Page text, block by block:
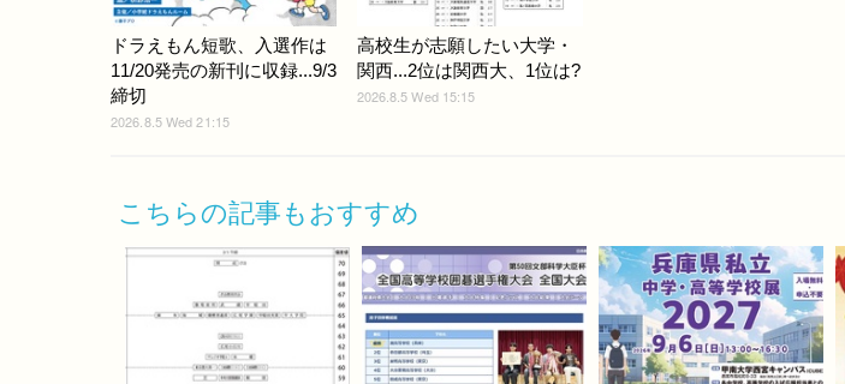
ドラえもん短歌、入選作は
11/20発売の新刊に収録...9/3
締切
2026.8.5 Wed 21:15
高校生が志願したい大学・
関西...2位は関西大、1位は?
2026.8.5 Wed 15:15
こちらの記事もおすすめ